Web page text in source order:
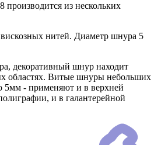
из нескольких
нитей. Диаметр шнура 5
декоративный шнур находит
областях. Витые шнуры небольших
5мм - применяют и в верхней
и в галантерейной